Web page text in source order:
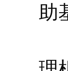
助